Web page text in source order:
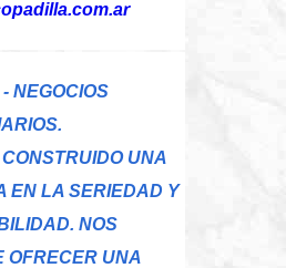
NEGOCIOS
UNA
EN LA SERIEDAD Y
NOS
OFRECER UNA